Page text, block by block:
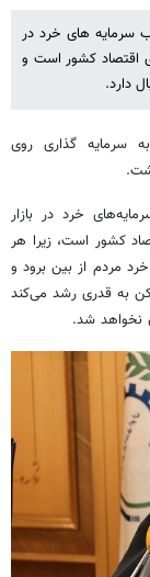
سرمایه های خرد در
اقتصاد کشور است و
دارد.
سرمایه گذاری روی
خرد در بازار
کشور است، زیرا هر
مردم از بین برود و
به قدری رشد می‌کند
نخواهد شد.